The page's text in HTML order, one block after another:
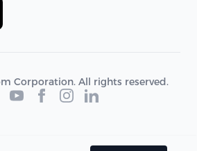
Corporation. All rights reserved.